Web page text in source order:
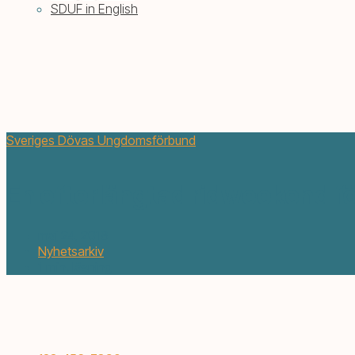
SDUF in English
Sveriges Dövas Ungdomsförbund
Nyhetsarkiv